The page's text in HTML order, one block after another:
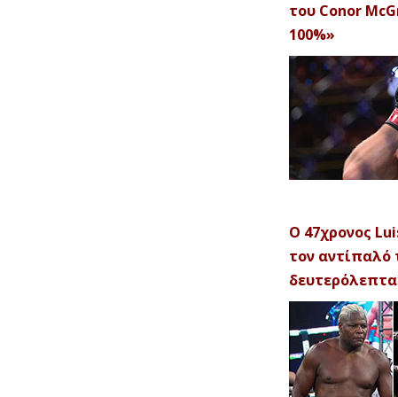
του Conor
100%»
Ο 47χρονος
τον αντίπαλό